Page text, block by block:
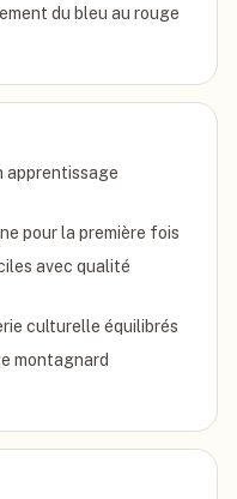
du bleu au rouge
apprentissage
pour la première fois
avec qualité
culturelle équilibrés
montagnard